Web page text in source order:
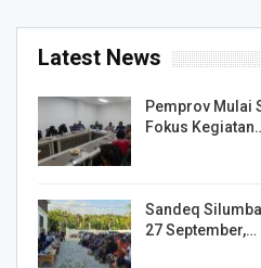
Latest News
Pemprov Mulai
Fokus
Sandeq
27 September,…